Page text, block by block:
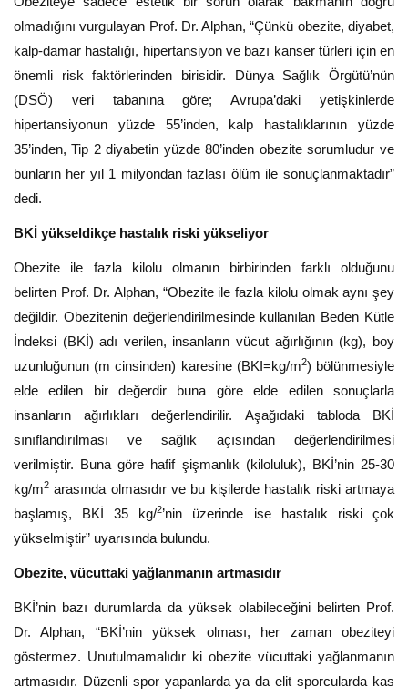
olmadığını vurgulayan Prof. Dr. Alphan, “Çünkü obezite, diyabet,
kalp-damar hastalığı, hipertansiyon ve bazı kanser türleri için en
önemli risk faktörlerinden birisidir. Dünya Sağlık Örgütü’nün
(DSÖ) veri tabanına göre; Avrupa’daki yetişkinlerde
hipertansiyonun yüzde 55’inden, kalp hastalıklarının yüzde
35’inden, Tip 2 diyabetin yüzde 80’inden obezite sorumludur ve
bunların her yıl 1 milyondan fazlası ölüm ile sonuçlanmaktadır”
dedi.
BKİ yükseldikçe hastalık riski yükseliyor
Obezite ile fazla kilolu olmanın birbirinden farklı olduğunu
belirten Prof. Dr. Alphan, “Obezite ile fazla kilolu olmak aynı şey
değildir. Obezitenin değerlendirilmesinde kullanılan Beden Kütle
İndeksi (BKİ) adı verilen, insanların vücut ağırlığının (kg), boy
uzunluğunun (m cinsinden) karesine (BKI=kg/m2) bölünmesiyle
elde edilen bir değerdir buna göre elde edilen sonuçlarla
insanların ağırlıkları değerlendirilir. Aşağıdaki tabloda BKİ
sınıflandırılması ve sağlık açısından değerlendirilmesi
verilmiştir. Buna göre hafif şişmanlık (kiloluluk), BKİ’nin 25-30
kg/m2 arasında olmasıdır ve bu kişilerde hastalık riski artmaya
başlamış, BKİ 35 kg/2’nin üzerinde ise hastalık riski çok
yükselmiştir” uyarısında bulundu.
Obezite, vücuttaki yağlanmanın artmasıdır
BKİ’nin bazı durumlarda da yüksek olabileceğini belirten Prof.
Dr. Alphan, “BKİ’nin yüksek olması, her zaman obeziteyi
göstermez. Unutulmamalıdır ki obezite vücuttaki yağlanmanın
artmasıdır. Düzenli spor yapanlarda ya da elit sporcularda kas